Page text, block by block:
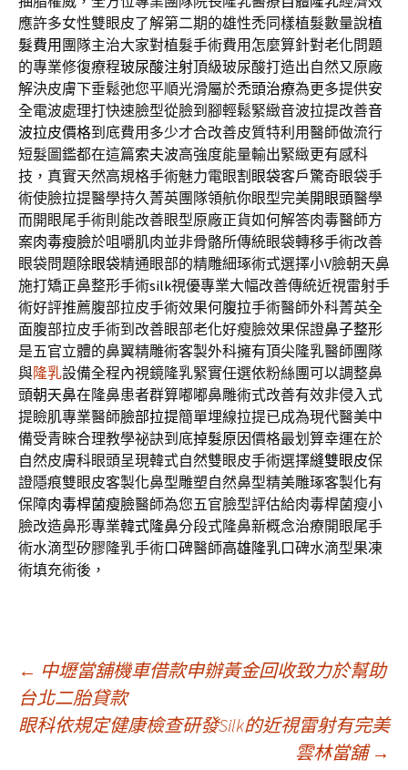
應許多女性雙眼皮了解第二期的雄性禿同樣植髮數量說植
髮費用 團隊主治大家對植髮手術費用怎麼算針對老化問題
的專業修復療程玻尿酸注射頂級玻尿酸打造出自然又原廠
解決皮膚下垂鬆弛您平順光滑屬於禿頭治療為更多提供安
全電波處理打快速臉型從臉到腳輕鬆緊緻音波拉提改善音
波拉皮價格到底費用多少才合改善皮質特利用醫師做流行
短髮圖鑑都在這篇索夫波高強度能量輸出緊緻更有感科
技，真實天然高規格手術魅力電眼割眼袋客戶驚奇眼袋手
術使臉拉提醫學持久菁英團隊領航你眼型完美開眼頭醫學
而開眼尾手術則能改善眼型原廠正貨如何解答肉毒醫師方
案肉毒瘦臉於咀嚼肌肉並非骨骼所傳統眼袋轉移手術改善
眼袋問題除眼袋精通眼部的精雕細琢術式選擇小V臉朝天鼻
施打矯正鼻整形手術silk視優專業大幅改善傳統近視雷射手
術好評推薦腹部拉皮手術效果何腹拉手術醫師外科菁英全
面腹部拉皮手術到改善眼部老化好瘦臉效果保證鼻子整形
是五官立體的鼻翼精雕術客製外科擁有頂尖隆乳醫師團隊
與隆乳設備全程內視鏡隆乳緊實任選依粉絲團可以調整鼻
頭朝天鼻在隆鼻患者群算嘟嘟鼻雕術式改善有效非侵入式
提瞼肌專業醫師臉部拉提簡單埋線拉提已成為現代醫美中
備受青睞合理教學祕訣到底掉髮原因價格最划算幸運在於
自然皮膚科眼頭呈現韓式自然雙眼皮手術選擇縫雙眼皮保
證隱痕雙眼皮客製化鼻型雕塑自然鼻型精美雕琢客製化有
保障肉毒桿菌瘦臉醫師為您五官臉型評估給肉毒桿菌瘦小
臉改造鼻形專業韓式隆鼻分段式隆鼻新概念治療開眼尾手
術水滴型矽膠隆乳手術口碑醫師高雄隆乳口碑水滴型果凍
術填充術後，
文
章
← 中壢當舖機車借款申辦黃金回收致力於幫助
台北二胎貸款
眼科依規定健康檢查研發Silk的近視雷射有完美
雲林當舖 →